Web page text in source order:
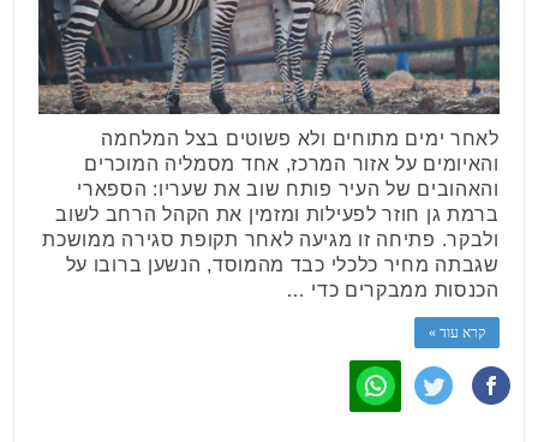
לאחר ימים מתוחים ולא פשוטים בצל המלחמה
והאיומים על אזור המרכז, אחד מסמליה המוכרים
והאהובים של העיר פותח שוב את שעריו: הספארי
ברמת גן חוזר לפעילות ומזמין את הקהל הרחב לשוב
ולבקר. פתיחה זו מגיעה לאחר תקופת סגירה ממושכת
שגבתה מחיר כלכלי כבד מהמוסד, הנשען ברובו על
הכנסות ממבקרים כדי …
קרא עוד »